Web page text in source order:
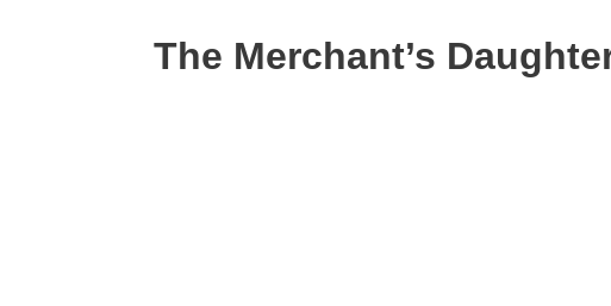
The Merchant’s